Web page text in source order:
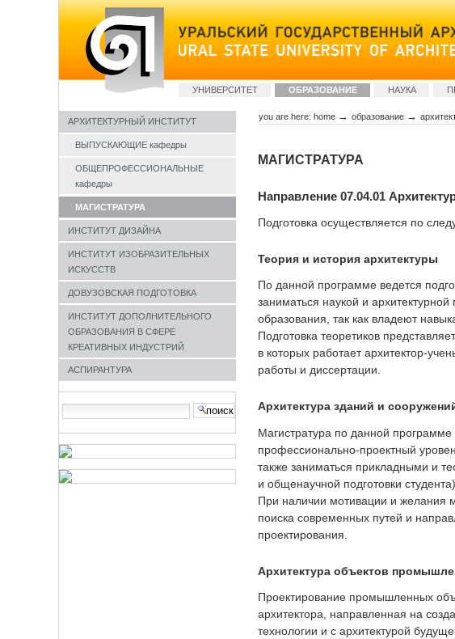
Skip
to
content
Sections
УНИВЕРСИТЕТ ОБРАЗОВАНИЕ НАУКА
АРХИТЕКТУРНЫЙ ИНСТИТУТ
ВЫПУСКАЮЩИЕ кафедры
ОБЩЕПРОФЕССИОНАЛЬНЫЕ
кафедры
МАГИСТРАТУРА
ИНСТИТУТ ДИЗАЙНА
ИНСТИТУТ ИЗОБРАЗИТЕЛЬНЫХ
ИСКУССТВ
ДОВУЗОВСКАЯ ПОДГОТОВКА
ИНСТИТУТ ДОПОЛНИТЕЛЬНОГО
ОБРАЗОВАНИЯ В СФЕРЕ
КРЕАТИВНЫХ ИНДУСТРИЙ
АСПИРАНТУРА
search…
you are here: home → образование →
МАГИСТРАТУРА
Направление 07.04.01
Подготовка осуществляется по
Теория и история архитектуры
По данной программе ведется
заниматься наукой и
образования, так как владеют
Подготовка теоретиков
в которых работает архитектор-
работы и диссертации.
Архитектура зданий и
Магистратура по данной программе
профессионально-проектный
также заниматься прикладными и
и общенаучной подготовки студента).
При наличии мотивации и желания
поиска современных путей и
проектирования.
Архитектура объектов
Проектирование промышленных
архитектора, направленная на
технологии и с архитектурой